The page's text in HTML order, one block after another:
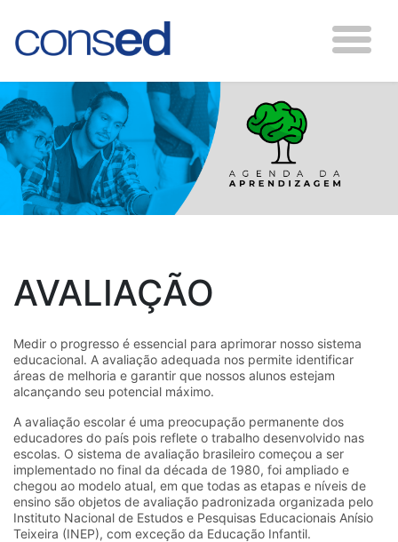
AVALIAÇÃO
Medir o progresso é essencial para aprimorar nosso sistema
educacional. A avaliação adequada nos permite identificar
áreas de melhoria e garantir que nossos alunos estejam
alcançando seu potencial máximo.
A avaliação escolar é uma preocupação permanente dos
educadores do país pois reflete o trabalho desenvolvido nas
escolas. O sistema de avaliação brasileiro começou a ser
implementado no final da década de 1980, foi ampliado e
chegou ao modelo atual, em que todas as etapas e níveis de
ensino são objetos de avaliação padronizada organizada pelo
Instituto Nacional de Estudos e Pesquisas Educacionais Anísio
Teixeira (INEP), com exceção da Educação Infantil.